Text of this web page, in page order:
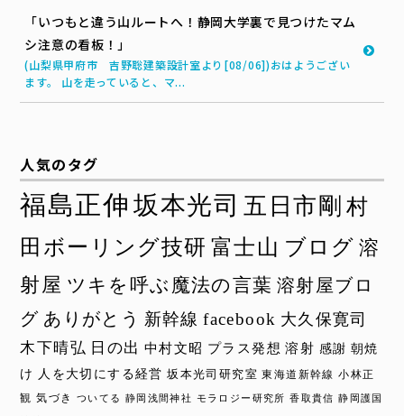
「いつもと違う山ルートへ！静岡大学裏で見つけたマム
シ注意の看板！」
(山梨県甲府市 吉野聡建築設計室より[08/06])おはようござい
ます。 山を走っていると、マ...
人気のタグ
福島正伸 坂本光司 五日市剛 村
田ボーリング技研 富士山 ブログ 溶
射屋 ツキを呼ぶ魔法の言葉 溶射屋ブロ
グ ありがとう 新幹線 facebook 大久保寛司
木下晴弘 日の出 中村文昭 プラス発想 溶射 感謝 朝焼
け 人を大切にする経営 坂本光司研究室 東海道新幹線 小林正
観 気づき ついてる 静岡浅間神社 モラロジー研究所 香取貴信 静岡護国